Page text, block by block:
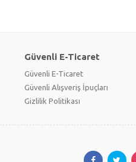
Güvenli E-Ticaret
Güvenli E-Ticaret
Güvenli Alışveriş İpuçları
Gizlilik Politikası